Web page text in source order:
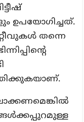
ഉപയോഗിച്ചത്.
തന്നെ